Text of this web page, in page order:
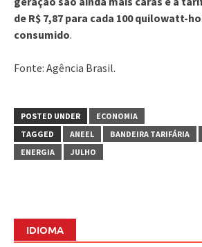
de R$ 7,87 para cada 100 quilowatt-
consumido.
Fonte: Agência Brasil.
POSTED UNDER
ECONOMIA
TAGGED
ANEEL BANDEIRA TARIFÁRIA
ENERGIA
JULHO
IDIOMA